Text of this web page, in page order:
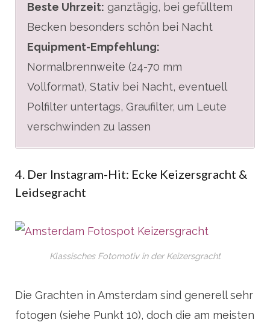
Beste Uhrzeit: ganztägig, bei gefülltem
Becken besonders schön bei Nacht
Equipment-Empfehlung:
Normalbrennweite (24-70 mm
Vollformat), Stativ bei Nacht, eventuell
Polfilter untertags, Graufilter, um Leute
verschwinden zu lassen
4. Der Instagram-Hit: Ecke Keizersgracht &
Leidsegracht
Klassisches Fotomotiv in der Keizersgracht
Die Grachten in Amsterdam sind generell sehr
fotogen (siehe Punkt 10), doch die am meisten